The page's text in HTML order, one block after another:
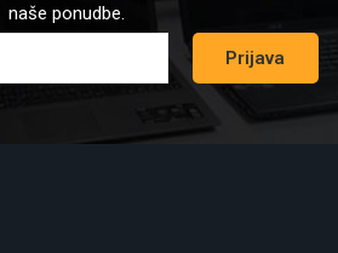
naše ponudbe.
Prijava